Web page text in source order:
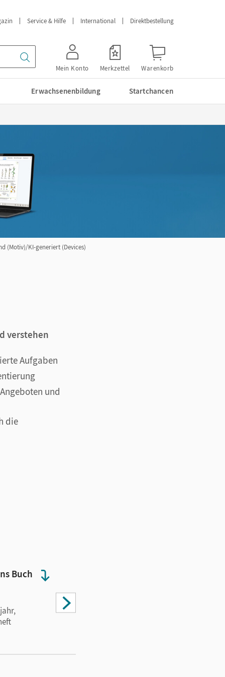
Service & Hilfe International Direktbestellung
Mein Konto Merkzettel Warenkorb
Erwachsenenbildung Startchancen
(Motiv)/KI-generiert (Devices)
verstehen
Aufgaben
und
die
Buch